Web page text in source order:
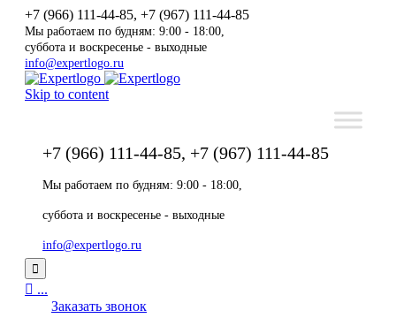
+7 (966) 111-44-85, +7 (967) 111-44-85
Мы работаем по будням: 9:00 - 18:00,
суббота и воскресенье - выходные
info@expertlogo.ru
Skip to content
+7 (966) 111-44-85, +7 (967) 111-44-85
Мы работаем по будням: 9:00 - 18:00,
суббота и воскресенье - выходные
info@expertlogo.ru

 ...
Заказать звонок